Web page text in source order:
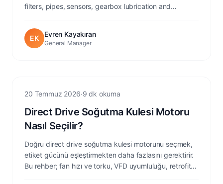
filters, pipes, sensors, gearbox lubrication and
failure. Here are seven ways a naturally cooled direct
drive torque motor can reduce maintenance, auxiliary
energy use and lifecycle cost.
EK Evren Kayakıran
General Manager
Cooling Tower
20 Temmuz 2026·9 dk okuma
Direct Drive Soğutma Kulesi Motoru
Nasıl Seçilir?
Doğru direct drive soğutma kulesi motorunu seçmek,
etiket gücünü eşleştirmekten daha fazlasını gerektirir.
Bu rehber; fan hızı ve torku, VFD uyumluluğu, retrofit